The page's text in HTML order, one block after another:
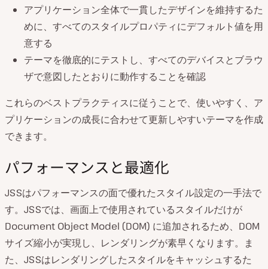
アプリケーション全体で一貫したデザインを維持するた
めに、すべてのスタイルプロパティにデフォルト値を用
意する
テーマを徹底的にテストし、すべてのデバイスとブラウ
ザで意図したとおりに動作することを確認
これらのベストプラクティスに従うことで、使いやすく、ア
プリケーションの成長に合わせて更新しやすいテーマを作成
できます。
パフォーマンスと最適化
JSSはパフォーマンスの面で優れたスタイル設定の一手法で
す。JSSでは、画面上で使用されているスタイルだけが
Document Object Model (DOM) に追加されるため、DOM
サイズ縮小が実現し、レンダリングが素早くなります。ま
た、JSSはレンダリングしたスタイルをキャッシュするた